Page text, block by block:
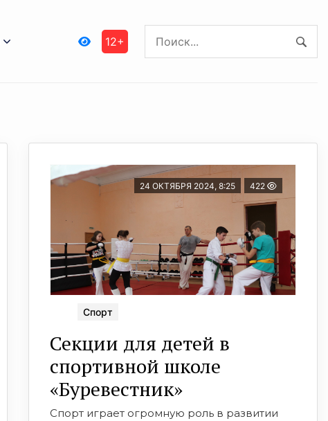
12+
24 ОКТЯБРЯ 2024, 8:25 422
Спорт
Секции для детей в
спортивной школе
«Буревестник»
Спорт играет огромную роль в развитии